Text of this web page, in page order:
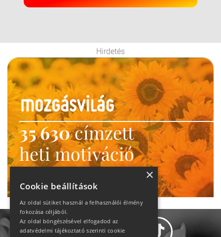
Hirdetés
35 630címzett
heti motiváció
Ne maradj le!
×
Cookie beállítások
Az oldal sütiket használ a felhasználói élmény
fokozása céljából.
Az oldal böngészésével elfogadod az
adatvédelmi tájékoztató szerinti cookie